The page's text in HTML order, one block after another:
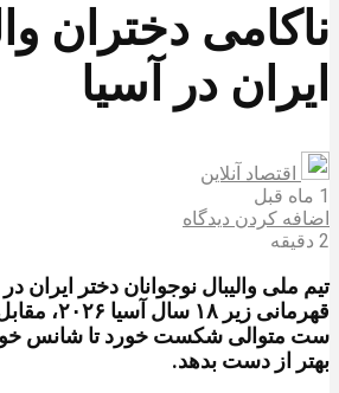
ناکامی دختران
ایران در آسیا
اقتصاد آنلاین
1 ماه قبل
اضافه کردن دیدگاه
2 دقیقه
تیم ملی والیبال نوجوانان دختر ایران
قهرمانی زیر
ست متوالی شکست خورد تا شانس
بهتر از دست بدهد.